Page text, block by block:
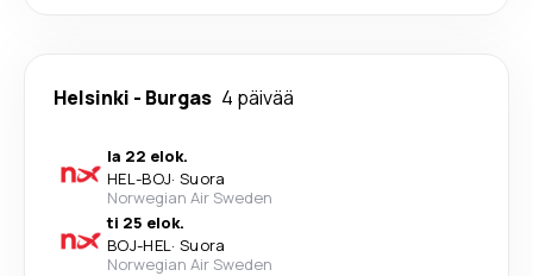
Helsinki - Burgas 4 päivää
la 22 elok.
HEL-BOJ· Suora
Norwegian Air Sweden
ti 25 elok.
BOJ-HEL· Suora
Norwegian Air Sweden